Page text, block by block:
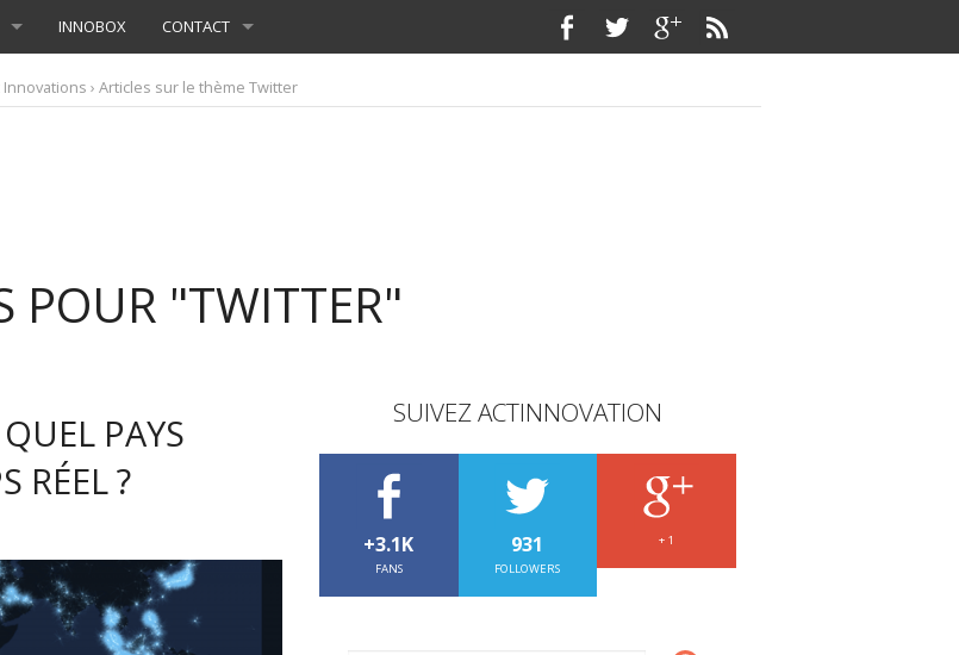
INNOBOX CONTACT
› Articles sur le thème Twitter
POUR "TWITTER"
PAYS
RÉEL ?
SUIVEZ ACTINNOVATION
+3.1K
FANS
931
FOLLOWERS
+ 1